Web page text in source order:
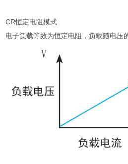
CR恒定电阻模式
电子负载等效为恒定电阻，负载随电压